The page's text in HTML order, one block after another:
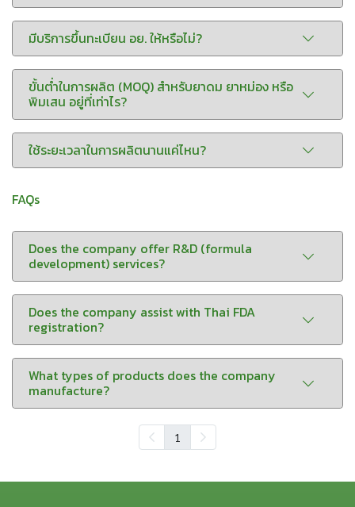
มีบริการขึ้นทะเบียน อย. ให้หรือไม่?
ขั้นต่ำในการผลิต (MOQ) สำหรับยาดม ยาหม่อง หรือ
พิมเสน อยู่ที่เท่าไร?
ใช้ระยะเวลาในการผลิตนานแค่ไหน?
FAQs
Does the company offer R&D (formula
development) services?
Does the company assist with Thai FDA
registration?
What types of products does the company
manufacture?
1